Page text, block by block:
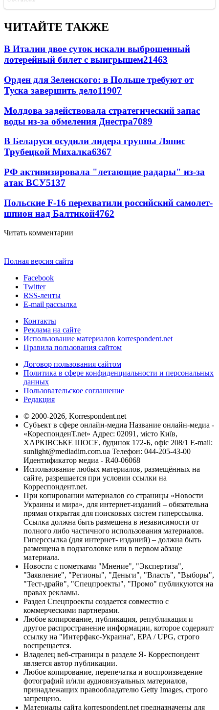
ЧИТАЙТЕ ТАКЖЕ
В Италии двое суток искали выброшенный
лотерейный билет с выигрышем21463
Орден для Зеленского: в Польше требуют от
Туска завершить дело11907
Молдова задействовала стратегический запас
воды из-за обмеления Днестра7089
В Беларуси осудили лидера группы Ляпис
Трубецкой Михалка6367
РФ активизировала "летающие радары" из-за
атак ВСУ5137
Польские F-16 перехватили российский самолет-
шпион над Балтикой4762
Читать комментарии
Полная версия сайта
Facebook
Twitter
RSS-ленты
E-mail рассылка
Контакты
Реклама на сайте
Использование материалов korrespondent.net
Правила пользования сайтом
Договор пользования сайтом
Политика в сфере конфиденциальности и персональных
данных
Пользовательское соглашение
Редакция
© 2000-2026, Korrespondent.net
Субъект в сфере онлайн-медиа Название онлайн-медиа -
«КореспонденТ.net» Адрес: 02091, місто Київ,
ХАРКІВСЬКЕ ШОСЕ, будинок 172-Б, офіс 208/1 E-mail:
sunlight@mediadim.com.ua Телефон: 044-205-43-00
Идентификатор медиа - R40-06068
Использование любых материалов, размещённых на
сайте, разрешается при условии ссылки на
Корреспондент.net.
При копировании материалов со страницы «Новости
Украины и мира», для интернет-изданий – обязательна
прямая открытая для поисковых систем гиперссылка.
Ссылка должна быть размещена в независимости от
полного либо частичного использования материалов.
Гиперссылка (для интернет- изданий) – должна быть
размещена в подзаголовке или в первом абзаце
материала.
Новости с пометками "Мнение", "Экспертиза",
"Заявление", "Регионы", "Деньги", "Власть", "Выборы",
"Тест-драйв", "Спецпроекты", "Промо" публикуются на
правах рекламы.
Раздел Спецпроекты создается совместно с
коммерческими партнерами.
Любое копирование, публикация, републикация и
другое распространение информации, которое содержит
ссылку на "Интерфакс-Украина", EPA / UPG, строго
воспрещается.
Владелец веб-страницы в разделе Я- Корреспондент
является автор публикации.
Любое копирование, перепечатка и воспроизведение
фотографий и/или аудиовизуальных материалов,
принадлежащих правообладателю Getty Images, строго
запрещено.
Материалы сайта korrespondent.net предназначены для